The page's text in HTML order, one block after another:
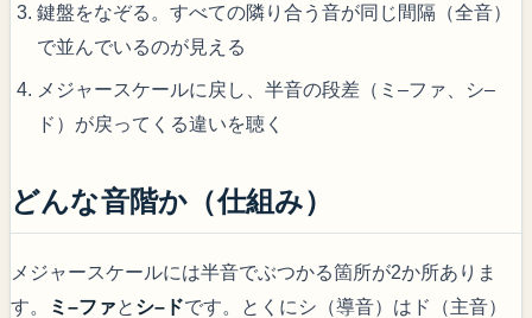
鍵盤をなぞる。すべての隣り合う音が同じ間隔（全音）
で並んでいるのが見える
メジャースケールに戻し、半音の段差（ミ–ファ、シ–
ド）が戻ってくる違いを聴く
どんな音階か（仕組み）
メジャースケールには半音でぶつかる箇所が2か所ありま
す。
ミ–ファと シ–ドです。とくにシ（導音）はド（主音）